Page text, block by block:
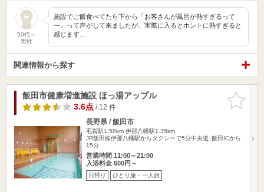
50代～
男性
施設でご飯食べてたら下から「お客さんが風呂が熱すぎるって
ー」って声がして来ましたが、実際に入るとホントに熱すぎると
感じます…
関連情報から探す
お気に入
りに追加
飯田市健康増進施設 ほっ湯アップル
3.6点/ 12 件
長野県 / 飯田市
毛賀駅1.58km 伊那八幡駅1.35km
JR飯田線伊那八幡駅からタクシーで5分中央道･飯田ICから
15分
営業時間 11:00～21:00
入浴料金 600円～
日帰り ひとり旅・一人旅